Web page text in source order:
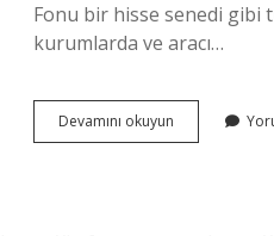
Fonu bir hisse senedi gibi
kurumlarda ve aracı…
Devamını okuyun Borsada
Gümüşün